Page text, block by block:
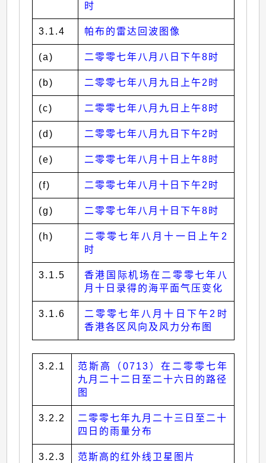
时
3.1.4 帕布的雷达回波图像
(a) 二零零七年八月八日下午8时
(b) 二零零七年八月九日上午2时
(c) 二零零七年八月九日上午8时
(d) 二零零七年八月九日下午2时
(e) 二零零七年八月十日上午8时
(f) 二零零七年八月十日下午2时
(g) 二零零七年八月十日下午8时
(h)
二零零七年八月十一日上午2
时
3.1.5
香港国际机场在二零零七年八
月十日录得的海平面气压变化
3.1.6
二零零七年八月十日下午2时
香港各区风向及风力分布图
3.2.1
范斯高（0713）在二零零七年
九月二十二日至二十六日的路径
图
3.2.2
二零零七年九月二十三日至二十
四日的雨量分布
3.2.3 范斯高的红外线卫星图片